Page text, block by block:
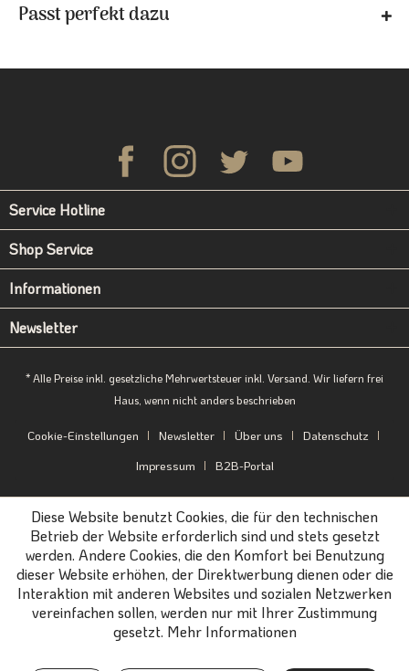
Passt perfekt dazu
Service Hotline
Shop Service
Informationen
Newsletter
* Alle Preise inkl. gesetzliche Mehrwertsteuer inkl. Versand. Wir liefern frei
Haus, wenn nicht anders beschrieben
Cookie-Einstellungen Newsletter Über uns
Datenschutz
Impressum
B2B-Portal
Diese Website benutzt Cookies, die für den technischen
Betrieb der Website erforderlich sind und stets gesetzt
werden. Andere Cookies, die den Komfort bei Benutzung
dieser Website erhöhen, der Direktwerbung dienen oder die
Interaktion mit anderen Websites und sozialen Netzwerken
vereinfachen sollen, werden nur mit Ihrer Zustimmung
gesetzt. Mehr Informationen